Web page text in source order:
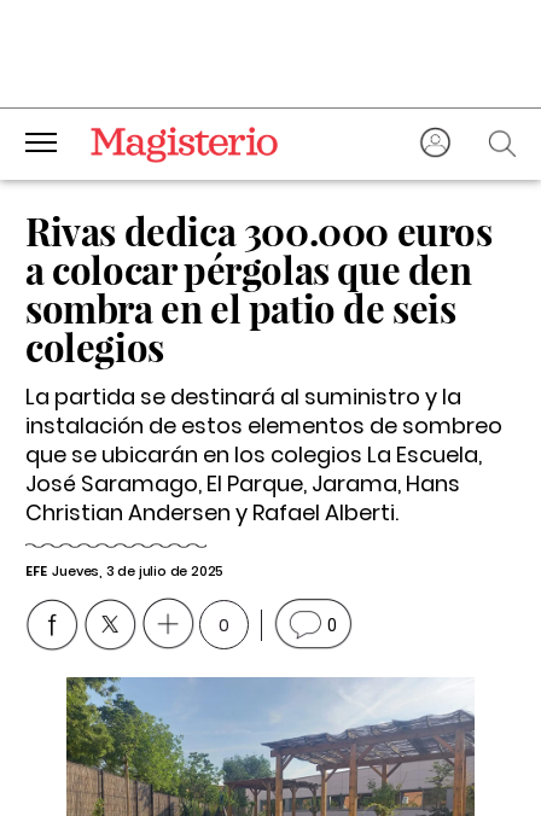
Rivas dedica 300.000 euros
a colocar pérgolas que den
sombra en el patio de seis
colegios
La partida se destinará al suministro y la
instalación de estos elementos de sombreo
que se ubicarán en los colegios La Escuela,
José Saramago, El Parque, Jarama, Hans
Christian Andersen y Rafael Alberti.
EFE Jueves, 3 de julio de 2025
0 0